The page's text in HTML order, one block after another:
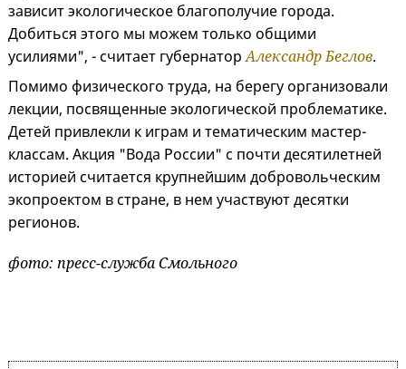
зависит экологическое благополучие города.
Добиться этого мы можем только общими
усилиями", - считает губернаторАлександр Беглов.
Помимо физического труда, на берегу организовали
лекции, посвященные экологической проблематике.
Детей привлекли к играм и тематическим мастер-
классам. Акция "Вода России" с почти десятилетней
историей считается крупнейшим добровольческим
экопроектом в стране, в нем участвуют десятки
регионов.
фото: пресс-служба Смольного